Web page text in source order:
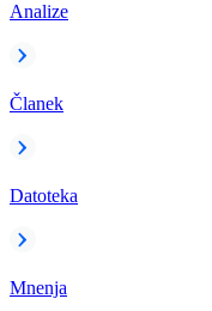
Analize
Članek
Datoteka
Mnenja